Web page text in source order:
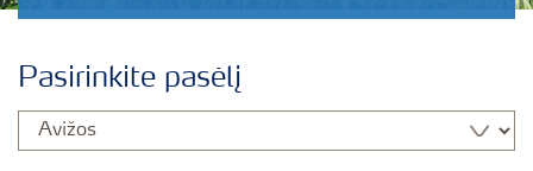
Pasirinkite pasėlį